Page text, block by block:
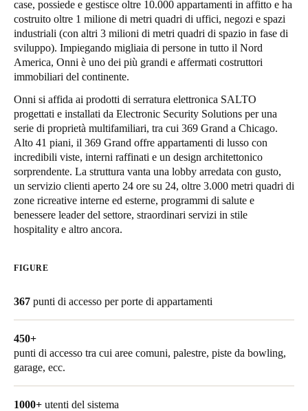
Deutsch
Switzerland
DeutschFrançaisItaliano
English
Ireland
English
France
Français
Spain
Español
case, possiede e gestisce oltre 10.000 appartamenti in affitto e ha
costruito oltre 1 milione di metri quadri di uffici, negozi e spazi
industriali (con altri 3 milioni di metri quadri di spazio in fase di
sviluppo). Impiegando migliaia di persone in tutto il Nord
America, Onni è uno dei più grandi e affermati costruttori
immobiliari del continente.
Onni si affida ai prodotti di serratura elettronica SALTO
progettati e installati da Electronic Security Solutions per una
serie di proprietà multifamiliari, tra cui 369 Grand a Chicago.
Alto 41 piani, il 369 Grand offre appartamenti di lusso con
incredibili viste, interni raffinati e un design architettonico
sorprendente. La struttura vanta una lobby arredata con gusto,
un servizio clienti aperto 24 ore su 24, oltre 3.000 metri quadri di
zone ricreative interne ed esterne, programmi di salute e
benessere leader del settore, straordinari servizi in stile
hospitality e altro ancora.
FIGURE
367 punti di accesso per porte di appartamenti
450+
punti di accesso tra cui aree comuni, palestre, piste da bowling,
garage, ecc.
1000+ utenti del sistema